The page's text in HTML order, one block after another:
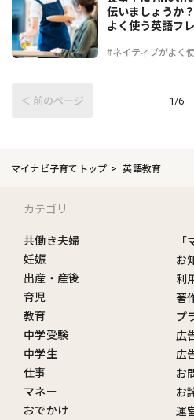
#ネイティブがよく
伝いましょうか
よく使う英語フ
＜ 前のページ 1/6
マイナビ子育てトップ 英語教育
カテゴリ
共働き夫婦
妊娠
出産・産後
育児
教育
中学受験
中学生
仕事
マネー
おでかけ
お
利
著
プ
広
広
お
お
運